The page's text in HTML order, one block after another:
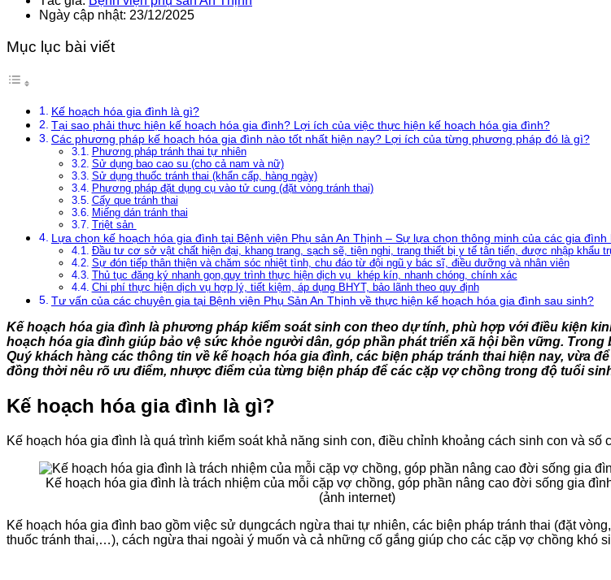
Ngày cập nhật: 23/12/2025
Mục lục bài viết
Kế hoạch hóa gia đình là gì?
Tại sao phải thực hiện kế hoạch hóa gia đình? Lợi ích của việc thực hiện kế hoạch hóa gia đình?
Các phương pháp kế hoạch hóa gia đình nào tốt nhất hiện nay? Lợi ích của từng phương pháp đó là gì?
Phương pháp tránh thai tự nhiên
Sử dụng bao cao su (cho cả nam và nữ)
Sử dụng thuốc tránh thai (khẩn cấp, hàng ngày)
Phương pháp đặt dụng cụ vào tử cung (đặt vòng tránh thai)
Cấy que tránh thai
Miếng dán tránh thai
Triệt sản
Lựa chọn kế hoạch hóa gia đình tại Bệnh viện Phụ sản An Thịnh – Sự lựa chọn thông minh của các gia đình
Đầu tư cơ sở vật chất hiện đại, khang trang, sạch sẽ, tiện nghi, trang thiết bị y tế tân tiến, được nhập khẩu
Sự đón tiếp thân thiện và chăm sóc nhiệt tình, chu đáo từ đội ngũ y bác sĩ, điều dưỡng và nhân viên
Thủ tục đăng ký nhanh gọn,quy trình thực hiện dịch vụ khép kín, nhanh chóng, chính xác
Chi phí thực hiện dịch vụ hợp lý, tiết kiệm, áp dụng BHYT, bảo lãnh theo quy định
Tư vấn của các chuyên gia tại Bệnh viện Phụ Sản An Thịnh về thực hiện kế hoạch hóa gia đình sau sinh?
Kế hoạch hóa gia đình là phương pháp kiểm soát sinh con theo dự tính, phù hợp với điều kiện
hoạch hóa gia đình giúp bảo vệ sức khỏe người dân, góp phần phát triển xã hội bền vững. Trong
Quý khách hàng các thông tin về kế hoạch hóa gia đình, các biện pháp tránh thai hiện nay, vừa
đồng thời nêu rõ ưu điểm, nhược điểm của từng biện pháp để các cặp vợ chồng trong độ tuổi
Kế hoạch hóa gia đình là gì?
Kế hoạch hóa gia đình là quá trình kiểm soát khả năng sinh con, điều chỉnh khoảng cách sinh con và số
Kế hoạch hóa gia đình là trách nhiệm của mỗi cặp vợ chồng, góp phần nâng cao đời sống gia
(ảnh internet)
Kế hoạch hóa gia đình bao gồm việc sử dụngcách ngừa thai tự nhiên, các biện pháp tránh thai (đặt
thuốc tránh thai,…), cách ngừa thai ngoài ý muốn và cả những cố gắng giúp cho các cặp vợ chồng khó